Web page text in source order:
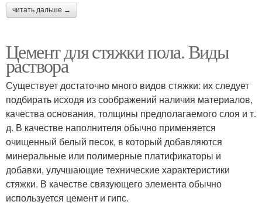
читать дальше →
Цемент для стяжки пола. Виды
раствора
Существует достаточно много видов стяжки: их следует
подбирать исходя из соображений наличия материалов,
качества основания, толщины предполагаемого слоя и т.
д. В качестве наполнителя обычно применяется
очищенный белый песок, в который добавляются
минеральные или полимерные платификаторы и
добавки, улучшающие технические характеристики
стяжки. В качестве связующего элемента обычно
используется цемент и гипс.